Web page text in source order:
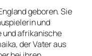
geboren. Sie
und
und afrikanische
der Vater aus